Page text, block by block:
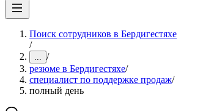
Поиск сотрудников в Бердигестяхе
/
... /
резюме в Бердигестяхе/
специалист по поддержке продаж/
полный день